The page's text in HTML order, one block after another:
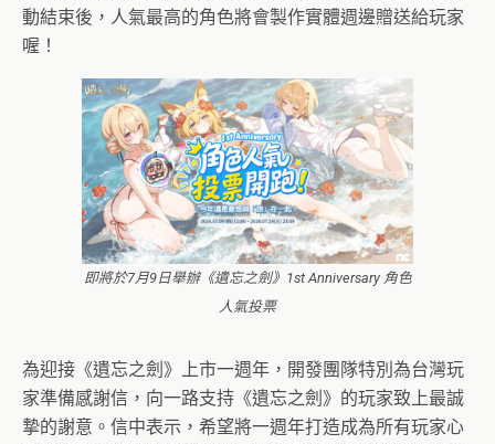
動結束後，人氣最高的角色將會製作實體週邊贈送給玩家
喔！
即將於7月9日舉辦《遺忘之劍》1st Anniversary 角色
人氣投票
為迎接《遺忘之劍》上市一週年，開發團隊特別為台灣玩
家準備感謝信，向一路支持《遺忘之劍》的玩家致上最誠
摯的謝意。信中表示，希望將一週年打造成為所有玩家心